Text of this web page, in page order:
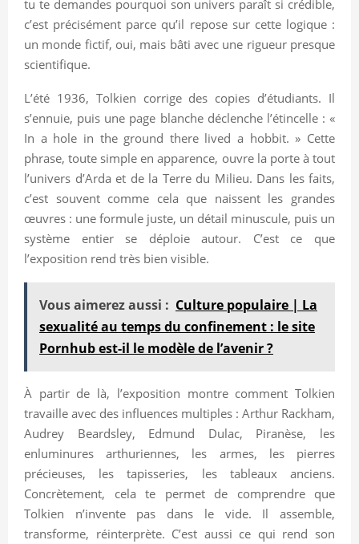
tu te demandes pourquoi son univers paraît si crédible,
c’est précisément parce qu’il repose sur cette logique :
un monde fictif, oui, mais bâti avec une rigueur presque
scientifique.
L’été 1936, Tolkien corrige des copies d’étudiants. Il
s’ennuie, puis une page blanche déclenche l’étincelle : «
In a hole in the ground there lived a hobbit. » Cette
phrase, toute simple en apparence, ouvre la porte à tout
l’univers d’Arda et de la Terre du Milieu. Dans les faits,
c’est souvent comme cela que naissent les grandes
œuvres : une formule juste, un détail minuscule, puis un
système entier se déploie autour. C’est ce que
l’exposition rend très bien visible.
Vous aimerez aussi : Culture populaire | La
sexualité au temps du confinement : le site
Pornhub est-il le modèle de l’avenir ?
À partir de là, l’exposition montre comment Tolkien
travaille avec des influences multiples : Arthur Rackham,
Audrey Beardsley, Edmund Dulac, Piranèse, les
enluminures arthuriennes, les armes, les pierres
précieuses, les tapisseries, les tableaux anciens.
Concrètement, cela te permet de comprendre que
Tolkien n’invente pas dans le vide. Il assemble,
transforme, réinterprète. C’est aussi ce qui rend son